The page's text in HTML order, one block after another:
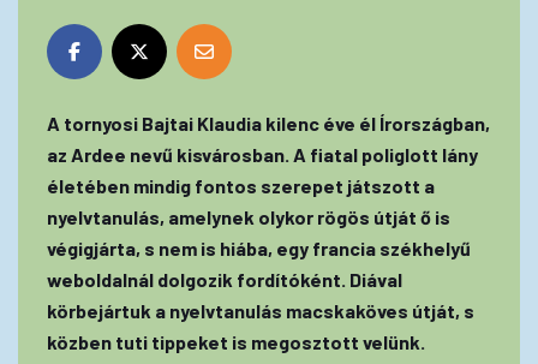
A tornyosi Bajtai Klaudia kilenc éve él Írországban,
az Ardee nevű kisvárosban. A fiatal poliglott lány
életében mindig fontos szerepet játszott a
nyelvtanulás, amelynek olykor rögös útját ő is
végigjárta, s nem is hiába, egy francia székhelyű
weboldalnál dolgozik fordítóként. Diával
körbejártuk a nyelvtanulás macskaköves útját, s
közben tuti tippeket is megosztott velünk.